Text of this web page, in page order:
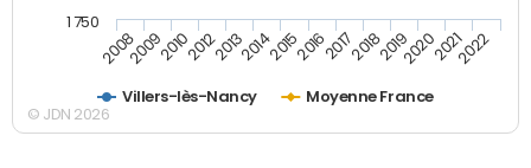
Villers-lès-Nancy Moyenne France
20082009201020122013201420152016201720182019202020212022
1 750
© JDN 2026